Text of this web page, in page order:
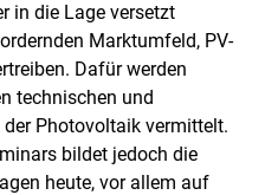
in die Lage versetzt
Marktumfeld, PV-
Dafür werden
technischen und
Photovoltaik vermittelt.
bildet jedoch die
heute, vor allem auf